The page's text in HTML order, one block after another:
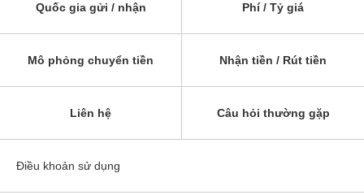
Quốc gia gửi / nhận Phí / Tỷ giá
Mô phỏng chuyển tiền Nhận tiền / Rút tiền
Liên hệ Câu hỏi thường gặp
Điều khoản sử dụng